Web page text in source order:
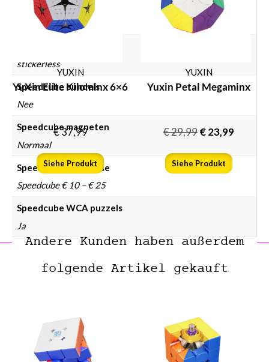
Speedcube type
stickerless
Speedcube bundels
Nee
Speedcube magneten
Normaal
Speedcube prijsklasse
Speedcube € 10 – € 25
Speedcube WCA puzzels
Ja
YUXIN
YuXin Elite Kilominx 6×6
€37,99
Siehe Produkt
YUXIN
Yuxin Petal Megaminx
€29,99€23,99
Siehe Produkt
Andere Kunden haben außerdem
folgende Artikel gekauft